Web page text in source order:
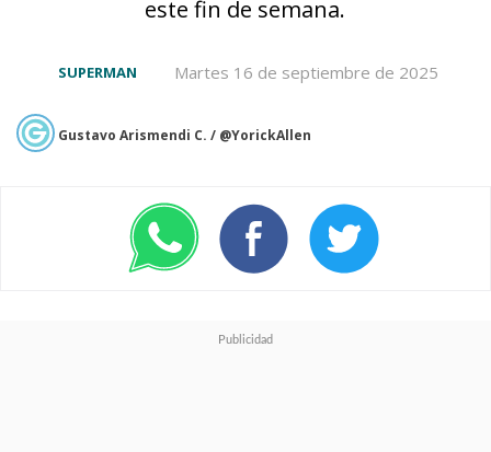
Ver esta publicación en Instagram
este fin de semana.
Martes 16 de septiembre de 2025
SUPERMAN
Gustavo Arismendi C. / @YorickAllen